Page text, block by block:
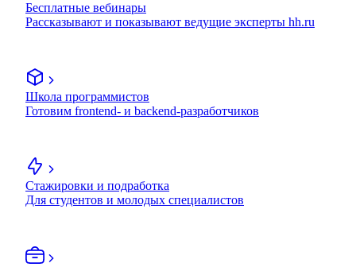
Бесплатные вебинары
Рассказывают и показывают ведущие эксперты hh.ru
Школа программистов
Готовим frontend- и backend-разработчиков
Стажировки и подработка
Для студентов и молодых специалистов